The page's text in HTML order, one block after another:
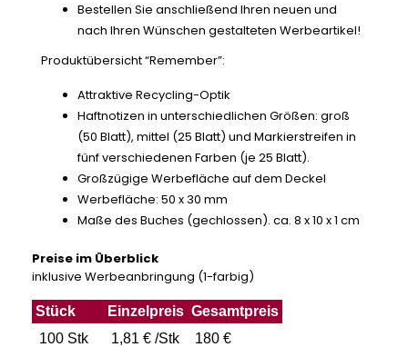
Bestellen Sie anschließend Ihren neuen und
nach Ihren Wünschen gestalteten Werbeartikel!
Produktübersicht “Remember”:
Attraktive Recycling-Optik
Haftnotizen in unterschiedlichen Größen: groß
(50 Blatt), mittel (25 Blatt) und Markierstreifen in
fünf verschiedenen Farben (je 25 Blatt).
Großzügige Werbefläche auf dem Deckel
Werbefläche: 50 x 30 mm
Maße des Buches (gechlossen). ca. 8 x 10 x 1 cm
Preise im Überblick
inklusive Werbeanbringung (1-farbig)
Stück Einzelpreis Gesamtpreis
100 Stk
1,81 € /Stk
180 €